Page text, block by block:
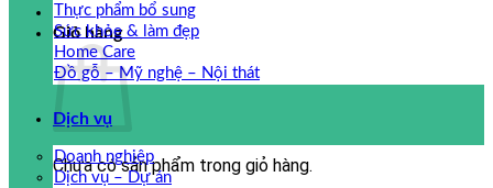
Giỏ hàng
Chưa có sản phẩm trong giỏ hàng.
Thực phẩm bổ sung
Sức khỏe & làm đẹp
Home Care
Đồ gỗ – Mỹ nghệ – Nội thát
Dịch vụ
Doanh nghiệp
Dịch vụ – Dự án